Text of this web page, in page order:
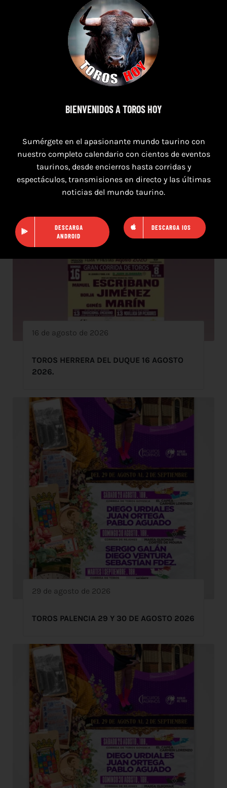
7 de agosto de 2026
DE AGOSTO 2026
16 de agosto de 2026
TOROS HERRERA DEL DUQUE 16 AGOSTO
2026.
29 de agosto de 2026
TOROS PALENCIA 29 Y 30 DE AGOSTO 2026
BIENVENIDOS A TOROS HOY
Sumérgete en el apasionante mundo taurino con
nuestro completo calendario con cientos de eventos
taurinos, desde encierros hasta corridas y
espectáculos, transmisiones en directo y las últimas
noticias del mundo taurino.
DESCARGA
ANDROID
DESCARGA IOS